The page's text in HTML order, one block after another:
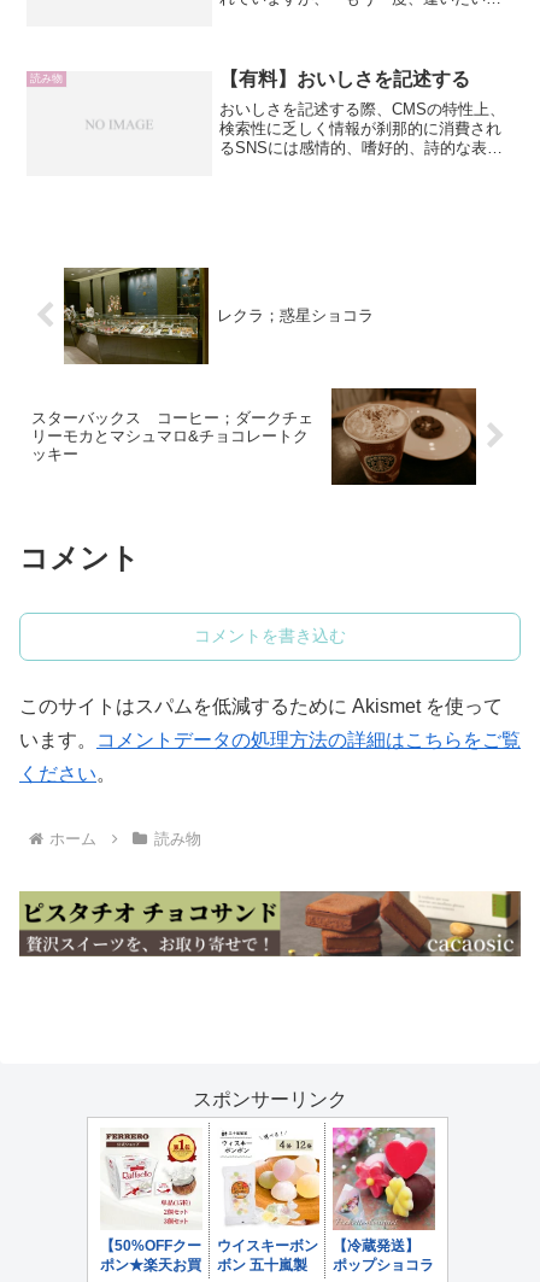
空機の世界が広がっていま...
読み物 【有料】おいしさを記述する
おいしさを記述する際、CMSの特性上、
検索性に乏しく情報が刹那的に消費され
るSNSには感情的、嗜好的、詩的な表現
レクラ；惑星ショコラ
スターバックス コーヒー；ダークチェ
リーモカとマシュマロ&チョコレートク
ッキー
コメント
コメントを書き込む
このサイトはスパムを低減するために Akismet を使って
います。
コメントデータの処理方法の詳細はこちらをご覧
ください。
ホーム 読み物
スポンサーリンク